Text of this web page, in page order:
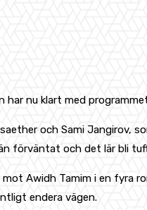
nu klart med
och Sami
förväntat och det lär bli
Awidh Tamim i en
endera vägen.